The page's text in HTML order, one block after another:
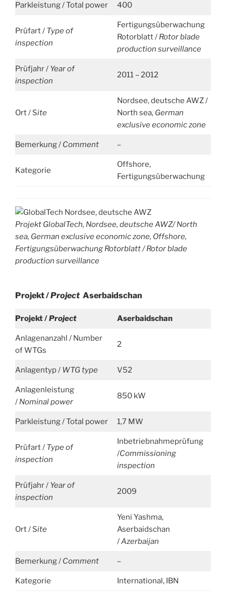
Parkleistung / Total power 400
Prüfart / Type of
inspection
Fertigungsüberwachung
Rotorblatt / Rotor blade
production surveillance
Prüfjahr / Year of
inspection
2011 – 2012
Ort / Site
Nordsee, deutsche AWZ /
North sea, German
exclusive economic zone
Bemerkung / Comment –
Kategorie
Offshore,
Fertigungsüberwachung
Projekt GlobalTech, Nordsee, deutsche AWZ/ North
sea, German exclusive economic zone, Offshore,
Fertigungsüberwachung Rotorblatt /Rotor blade
production surveillance
Projekt /ProjectAserbaidschan
Projekt /Project Aserbaidschan
Anlagenanzahl / Number
of WTGs
2
Anlagentyp / WTG type V52
Anlagenleistung
/ Nominal power
850 kW
Parkleistung / Total power 1,7 MW
Prüfart / Type of
inspection
Inbetriebnahmeprüfung
/Commissioning
inspection
Prüfjahr / Year of
inspection
2009
Ort / Site
Yeni Yashma,
Aserbaidschan
/Azerbaijan
Bemerkung / Comment –
Kategorie International, IBN